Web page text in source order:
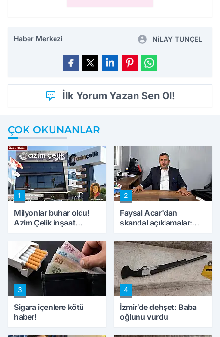
Haber Merkezi NiLAY TUNÇEL
İlk Yorum Yazan Sen Ol!
ÇOK OKUNANLAR
1
Milyonlar buhar oldu!
Azim Çelik inşaat
konuştu
2
Faysal Acar'dan
skandal açıklamalar:
peynircilerimizi de
kıskaca aldı, müdahale
ettik'
3
Sigara içenlere kötü
haber!
4
İzmir’de dehşet: Baba
oğlunu vurdu